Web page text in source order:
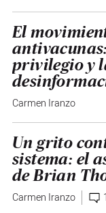
El
privilegio y
Carmen Iranzo
Un grito
sistema: el
de Brian
Carmen Iranzo 1